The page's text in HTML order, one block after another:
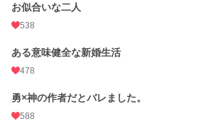
お似合いな二人
538
ある意味健全な新婚生活
478
勇×神の作者だとバレました。
588